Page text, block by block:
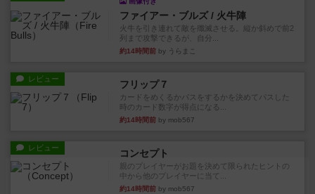
ファイアー・ブルズ / 火牛陣
火牛を引き連れて敵を殲滅させる。縦か斜めで前2
列まで攻撃できるが、自分...
約14時間前 by うらまこ
レビュー フリップ７
カードをめくるかパスをするかを決めてパスした
時のカード数字が得点になる...
約14時間前 by mob567
レビュー コンセプト
親のプレイヤーがお題を決めて限られたヒントの
中から他のプレイヤーに当て...
約14時間前 by mob567